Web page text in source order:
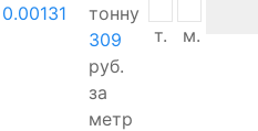
0.00131
тонну
309
руб.
за
метр
т. м.